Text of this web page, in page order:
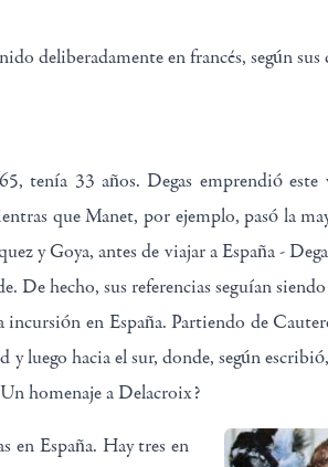
deliberadamente en francés, según
tenía 33 años. Degas emprendió este
que Manet, por ejemplo, pasó la
y Goya, antes de viajar a España -
De hecho, sus referencias seguían
en España. Partiendo de
luego hacia el sur, donde, según
homenaje a Delacroix?
en España. Hay tres en